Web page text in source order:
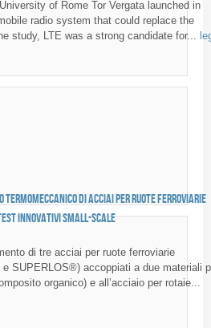
of Rome Tor Vergata launched in
radio system that could replace the
study, LTE was a strong candidate for...
termomeccanico di acciai per ruote ferroviarie
innovativi small-scale
di tre acciai per ruote ferroviarie
SUPERLOS®) accoppiati a due materiali
organico) e all’acciaio per rotaie...